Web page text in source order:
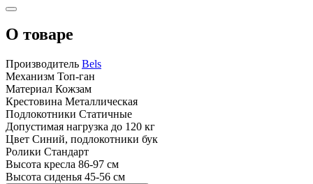
О товаре
Производитель Bels
Механизм Топ-ган
Материал Кожзам
Крестовина Металлическая
Подлокотники Статичные
Допустимая нагрузка до 120 кг
Цвет Синий, подлокотники бук
Ролики Стандарт
Высота кресла 86-97 см
Высота сиденья 45-56 см